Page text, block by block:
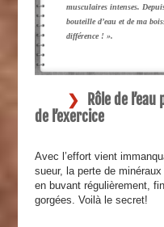
musculaires intenses.
bouteille d’eau et de ma
différence ! ».
Rôle de
de l’exercice
Avec l’effort vient
sueur, la perte de
en buvant régulièrement,
gorgées. Voilà le secret!